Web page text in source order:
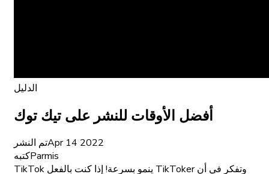
الدليل
أفضل الأوقات للنشر على تيك توك
تم النشرApr 14 2022
كتبهParmis
TikTok ينمو بسرعة! إذا كنت بالفعل TikToker وتفكر في أن